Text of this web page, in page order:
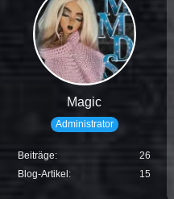
Magic
Administrator
Beiträge
26
Blog-Artikel
15